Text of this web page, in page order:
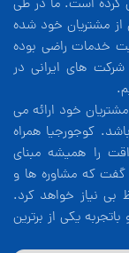
کرده است. ما در طی
از مشتریان خود شده
خدمات راضی بوده
شرکت های ایرانی در
خود ارائه می
کوجورجیا همراه
را همیشه مبنای
که مشاوره ها و
بی نیاز خواهد کرد.
یکی از برترین